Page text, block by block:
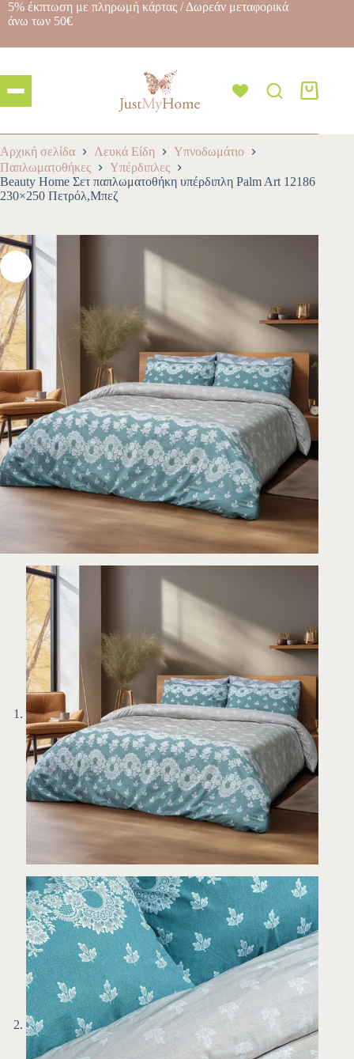
5% έκπτωση με πληρωμή κάρτας / Δωρεάν μεταφορικά
άνω των 50€
Αρχική σελίδα Λευκά Είδη
Υπνοδωμάτιο
Παπλωματοθήκες
Υπέρδιπλες
Beauty Home Σετ παπλωματοθήκη υπέρδιπλη Palm Art 12186
230×250 Πετρόλ,Μπεζ
-10%